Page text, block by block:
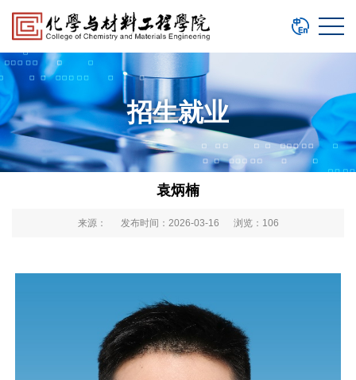
招生就业
袁炳楠
来源： 发布时间：2026-03-16 浏览： 106